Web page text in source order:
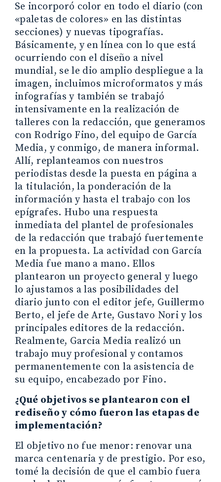
Se incorporó color en todo el diario (con
«paletas de colores» en las distintas
secciones) y nuevas tipografías.
Básicamente, y en línea con lo que está
ocurriendo con el diseño a nivel
mundial, se le dio amplio despliegue a la
imagen, incluimos microformatos y más
infografías y también se trabajó
intensivamente en la realización de
talleres con la redacción, que generamos
con Rodrigo Fino, del equipo de García
Media, y conmigo, de manera informal.
Allí, replanteamos con nuestros
periodistas desde la puesta en página a
la titulación, la ponderación de la
información y hasta el trabajo con los
epígrafes. Hubo una respuesta
inmediata del plantel de profesionales
de la redacción que trabajó fuertemente
en la propuesta. La actividad con García
Media fue mano a mano. Ellos
plantearon un proyecto general y luego
lo ajustamos a las posibilidades del
diario junto con el editor jefe, Guillermo
Berto, el jefe de Arte, Gustavo Nori y los
principales editores de la redacción.
Realmente, Garcia Media realizó un
trabajo muy profesional y contamos
permanentemente con la asistencia de
su equipo, encabezado por Fino.
¿Qué objetivos se plantearon con el
rediseño y cómo fueron las etapas de
implementación?
El objetivo no fue menor: renovar una
marca centenaria y de prestigio. Por eso,
tomé la decisión de que el cambio fuera